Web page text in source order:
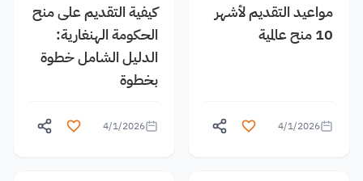
مواعيد التقديم لأشهر
10 منح عالمية
4/1/2026
كيفية التقديم على منح
الحكومة الهنغارية:
الدليل الشامل خطوة
بخطوة
4/1/2026